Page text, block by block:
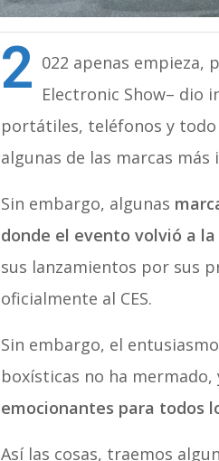
2 022 apenas empieza,
Electronic Show– dio
portátiles, teléfonos y
algunas de las marcas
Sin embargo, algunas
donde el evento volvió a
sus lanzamientos por sus
oficialmente al CES.
Sin embargo, el
boxísticas no ha mermado,
emocionantes para todos
Así las cosas, traemos